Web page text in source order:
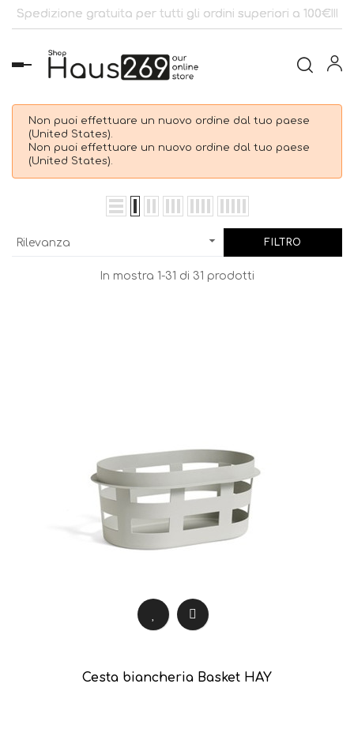
Spedizione gratuita per tutti gli ordini superiori a 100€!!!
navigazione
Non puoi effettuare un nuovo ordine dal tuo paese
(United States).
Non puoi effettuare un nuovo ordine dal tuo paese
(United States).
Rilevanza  FILTRO
In mostra 1-31 di 31 prodotti
Cesta biancheria Basket HAY